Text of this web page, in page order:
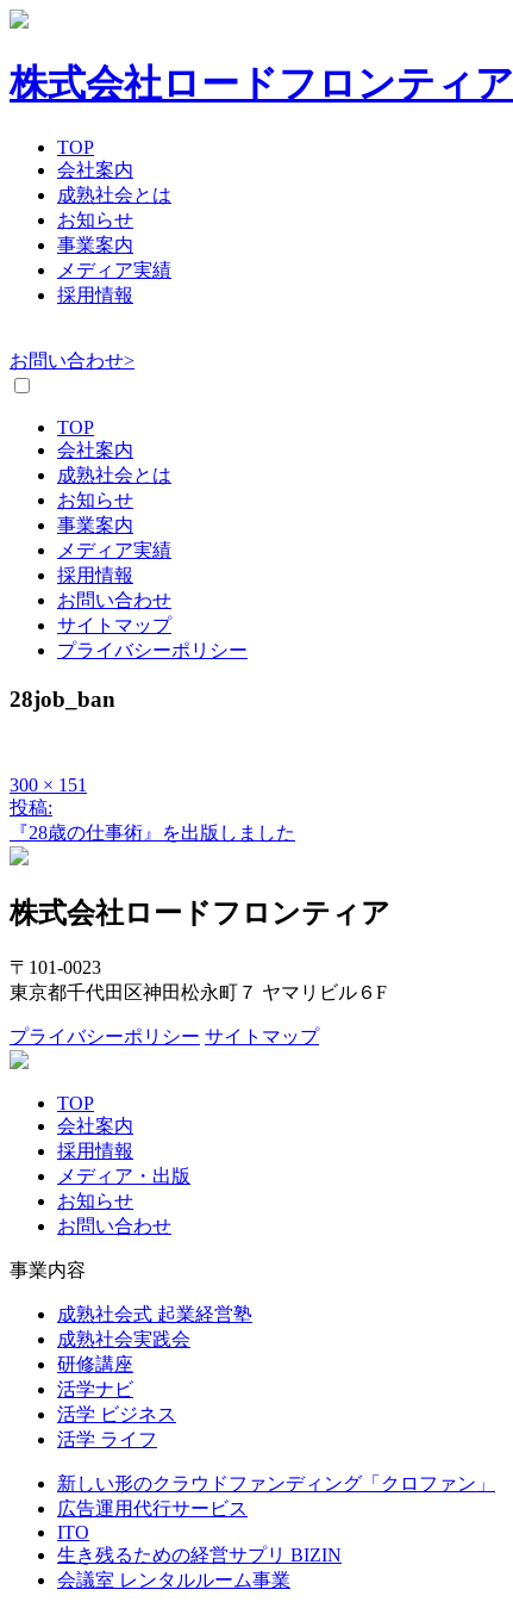
コ
テ
ン
株式会社ロードフロンティア
TOP
会社案内
成熟社会とは
お知らせ
事業案内
メディア実績
採用情報
お問い合わせ>
TOP
会社案内
成熟社会とは
お知らせ
事業案内
メディア実績
採用情報
お問い合わせ
サイトマップ
プライバシーポリシー
28job_ban
フ
ル
サ
イ
300 × 151
投
稿
ナ
ビ
ゲ
ー
シ
投稿:
『28歳の仕事術』を出版しました
株式会社ロードフロンティア
〒101-0023
東京都千代田区神田松永町７ ヤマリビル６F
プライバシーポリシー サイトマップ
TOP
会社案内
採用情報
メディア・出版
お知らせ
お問い合わせ
事業内容
成熟社会式 起業経営塾
成熟社会実践会
研修講座
活学ナビ
活学 ビジネス
活学 ライフ
新しい形のクラウドファンディング「クロファン」
広告運用代行サービス
ITO
生き残るための経営サプリ BIZIN
会議室 レンタルルーム事業